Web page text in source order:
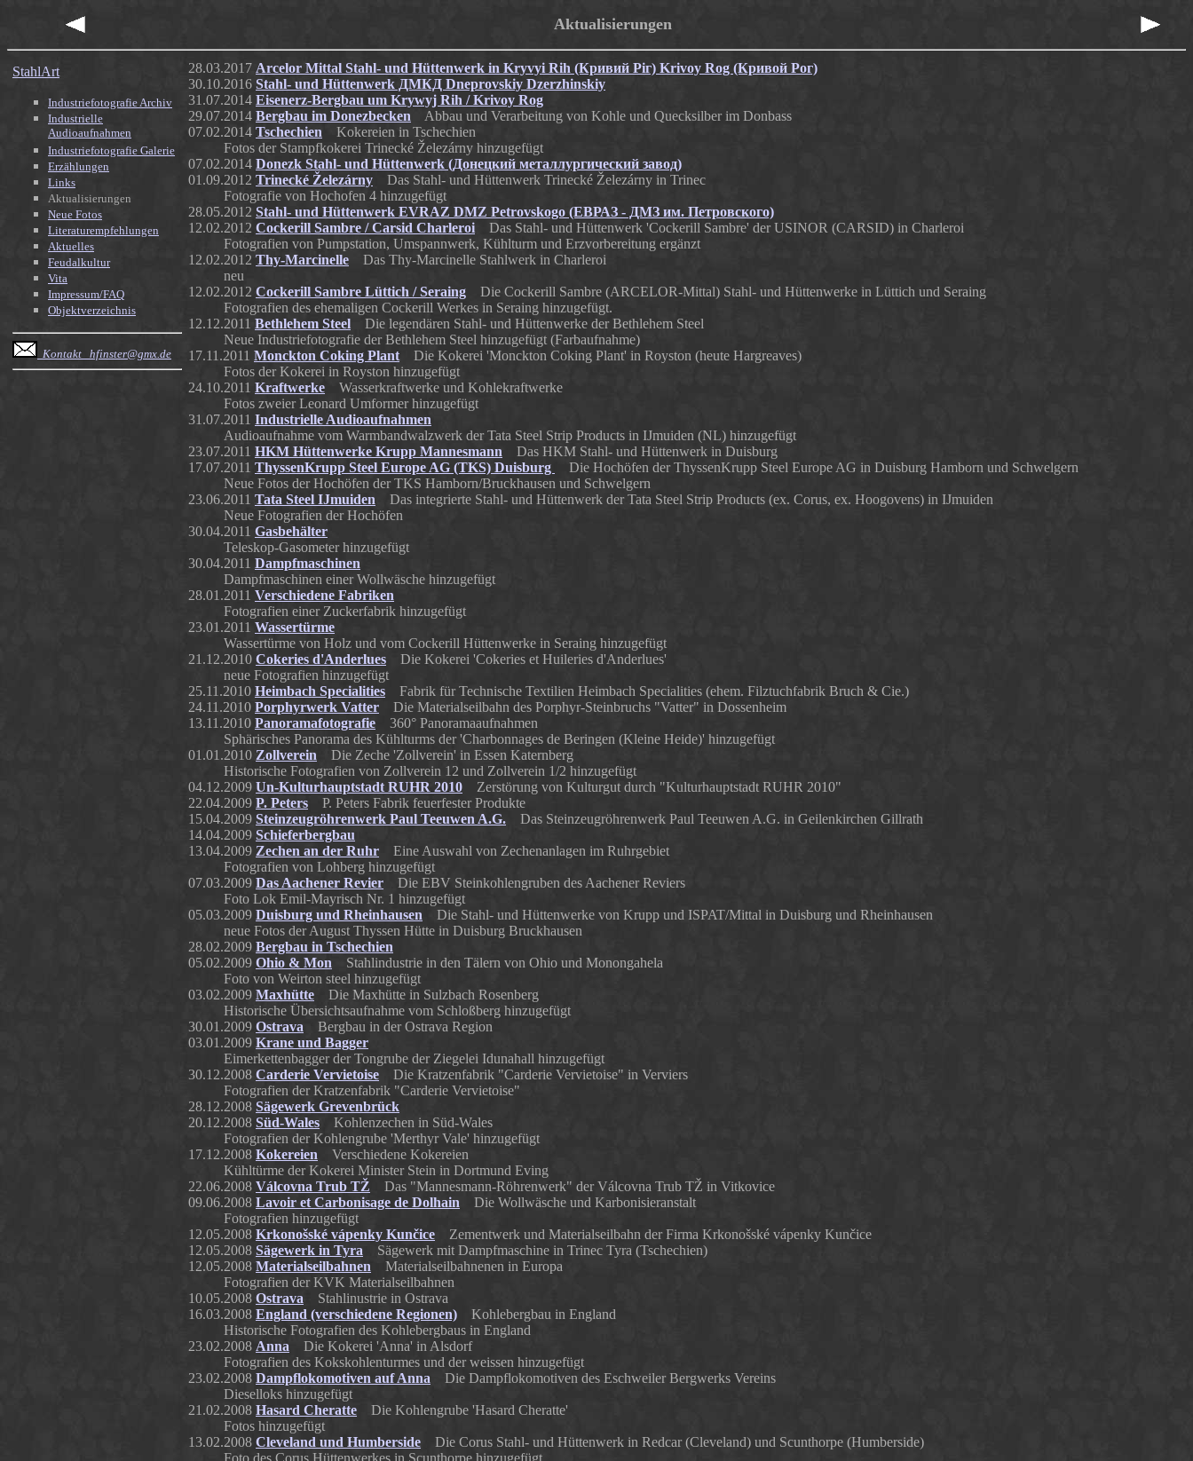
Aktualisierungen
StahlArt
Industriefotografie Archiv
Industrielle
Audioaufnahmen
Industriefotografie Galerie
Erzählungen
Links
Aktualisierungen
Neue Fotos
Literaturempfehlungen
Aktuelles
Feudalkultur
Vita
Impressum/FAQ
Objektverzeichnis
Kontakt hfinster@gmx.de
28.03.2017 Arcelor Mittal Stahl- und Hüttenwerk in Kryvyi Rih (Кривий Ріг) Krivoy Rog (Кривой Рог)
30.10.2016 Stahl- und Hüttenwerk ДМКД Dneprovskiy Dzerzhinskiy
31.07.2014 Eisenerz-Bergbau um Krywyj Rih / Krivoy Rog
29.07.2014 Bergbau im Donezbecken Abbau und Verarbeitung von Kohle und Quecksilber im Donbass
07.02.2014 Tschechien Kokereien in Tschechien
Fotos der Stampfkokerei Trinecké Železárny hinzugefügt
07.02.2014 Donezk Stahl- und Hüttenwerk (Донецкий металлургический завод)
01.09.2012 Trinecké Železárny Das Stahl- und Hüttenwerk Trinecké Železárny in Trinec
Fotografie von Hochofen 4 hinzugefügt
28.05.2012 Stahl- und Hüttenwerk EVRAZ DMZ Petrovskogo (ЕВРАЗ - ДМЗ им. Петровского)
12.02.2012 Cockerill Sambre / Carsid Charleroi Das Stahl- und Hüttenwerk 'Cockerill Sambre' der USINOR (CARSID) in Charleroi
Fotografien von Pumpstation, Umspannwerk, Kühlturm und Erzvorbereitung ergänzt
12.02.2012 Thy-Marcinelle Das Thy-Marcinelle Stahlwerk in Charleroi
neu
12.02.2012 Cockerill Sambre Lüttich / Seraing Die Cockerill Sambre (ARCELOR-Mittal) Stahl- und Hüttenwerke in Lüttich und Seraing
Fotografien des ehemaligen Cockerill Werkes in Seraing hinzugefügt.
12.12.2011 Bethlehem Steel Die legendären Stahl- und Hüttenwerke der Bethlehem Steel
Neue Industriefotografie der Bethlehem Steel hinzugefügt (Farbaufnahme)
17.11.2011 Monckton Coking Plant Die Kokerei 'Monckton Coking Plant' in Royston (heute Hargreaves)
Fotos der Kokerei in Royston hinzugefügt
24.10.2011 Kraftwerke Wasserkraftwerke und Kohlekraftwerke
Fotos zweier Leonard Umformer hinzugefügt
31.07.2011 Industrielle Audioaufnahmen
Audioaufnahme vom Warmbandwalzwerk der Tata Steel Strip Products in IJmuiden (NL) hinzugefügt
23.07.2011 HKM Hüttenwerke Krupp Mannesmann Das HKM Stahl- und Hüttenwerk in Duisburg
17.07.2011 ThyssenKrupp Steel Europe AG (TKS) Duisburg
Die Hochöfen der ThyssenKrupp Steel Europe AG in Duisburg Hamborn und Schwelgern
Neue Fotos der Hochöfen der TKS Hamborn/Bruckhausen und Schwelgern
23.06.2011 Tata Steel IJmuiden Das integrierte Stahl- und Hüttenwerk der Tata Steel Strip Products (ex. Corus, ex. Hoogovens) in IJmuiden
Neue Fotografien der Hochöfen
30.04.2011 Gasbehälter
Teleskop-Gasometer hinzugefügt
30.04.2011 Dampfmaschinen
Dampfmaschinen einer Wollwäsche hinzugefügt
28.01.2011 Verschiedene Fabriken
Fotografien einer Zuckerfabrik hinzugefügt
23.01.2011 Wassertürme
Wassertürme von Holz und vom Cockerill Hüttenwerke in Seraing hinzugefügt
21.12.2010 Cokeries d'Anderlues Die Kokerei 'Cokeries et Huileries d'Anderlues'
neue Fotografien hinzugefügt
25.11.2010 Heimbach Specialities Fabrik für Technische Textilien Heimbach Specialities (ehem. Filztuchfabrik Bruch & Cie.)
24.11.2010 Porphyrwerk Vatter Die Materialseilbahn des Porphyr-Steinbruchs "Vatter" in Dossenheim
13.11.2010 Panoramafotografie 360° Panoramaaufnahmen
Sphärisches Panorama des Kühlturms der 'Charbonnages de Beringen (Kleine Heide)' hinzugefügt
01.01.2010 Zollverein Die Zeche 'Zollverein' in Essen Katernberg
Historische Fotografien von Zollverein 12 und Zollverein 1/2 hinzugefügt
04.12.2009 Un-Kulturhauptstadt RUHR 2010 Zerstörung von Kulturgut durch "Kulturhauptstadt RUHR 2010"
22.04.2009 P. Peters P. Peters Fabrik feuerfester Produkte
15.04.2009 Steinzeugröhrenwerk Paul Teeuwen A.G. Das Steinzeugröhrenwerk Paul Teeuwen A.G. in Geilenkirchen Gillrath
14.04.2009 Schieferbergbau
13.04.2009 Zechen an der Ruhr Eine Auswahl von Zechenanlagen im Ruhrgebiet
Fotografien von Lohberg hinzugefügt
07.03.2009 Das Aachener Revier Die EBV Steinkohlengruben des Aachener Reviers
Foto Lok Emil-Mayrisch Nr. 1 hinzugefügt
05.03.2009 Duisburg und Rheinhausen Die Stahl- und Hüttenwerke von Krupp und ISPAT/Mittal in Duisburg und Rheinhausen
neue Fotos der August Thyssen Hütte in Duisburg Bruckhausen
28.02.2009 Bergbau in Tschechien
05.02.2009 Ohio & Mon Stahlindustrie in den Tälern von Ohio und Monongahela
Foto von Weirton steel hinzugefügt
03.02.2009 Maxhütte Die Maxhütte in Sulzbach Rosenberg
Historische Übersichtsaufnahme vom Schloßberg hinzugefügt
30.01.2009 Ostrava Bergbau in der Ostrava Region
03.01.2009 Krane und Bagger
Eimerkettenbagger der Tongrube der Ziegelei Idunahall hinzugefügt
30.12.2008 Carderie Vervietoise Die Kratzenfabrik "Carderie Vervietoise" in Verviers
Fotografien der Kratzenfabrik "Carderie Vervietoise"
28.12.2008 Sägewerk Grevenbrück
20.12.2008 Süd-Wales Kohlenzechen in Süd-Wales
Fotografien der Kohlengrube 'Merthyr Vale' hinzugefügt
17.12.2008 Kokereien Verschiedene Kokereien
Kühltürme der Kokerei Minister Stein in Dortmund Eving
22.06.2008 Válcovna Trub TŽ Das "Mannesmann-Röhrenwerk" der Válcovna Trub TŽ in Vitkovice
09.06.2008 Lavoir et Carbonisage de Dolhain Die Wollwäsche und Karbonisieranstalt
Fotografien hinzugefügt
12.05.2008 Krkonošské vápenky Kunčice Zementwerk und Materialseilbahn der Firma Krkonošské vápenky Kunčice
12.05.2008 Sägewerk in Tyra Sägewerk mit Dampfmaschine in Trinec Tyra (Tschechien)
12.05.2008 Materialseilbahnen Materialseilbahnenen in Europa
Fotografien der KVK Materialseilbahnen
10.05.2008 Ostrava Stahlinustrie in Ostrava
16.03.2008 England (verschiedene Regionen) Kohlebergbau in England
Historische Fotografien des Kohlebergbaus in England
23.02.2008 Anna Die Kokerei 'Anna' in Alsdorf
Fotografien des Kokskohlenturmes und der weissen hinzugefügt
23.02.2008 Dampflokomotiven auf Anna Die Dampflokomotiven des Eschweiler Bergwerks Vereins
Dieselloks hinzugefügt
21.02.2008 Hasard Cheratte Die Kohlengrube 'Hasard Cheratte'
Fotos hinzugefügt
13.02.2008 Cleveland und Humberside Die Corus Stahl- und Hüttenwerk in Redcar (Cleveland) und Scunthorpe (Humberside)
Foto des Corus Hüttenwerkes in Scunthorpe hinzugefügt